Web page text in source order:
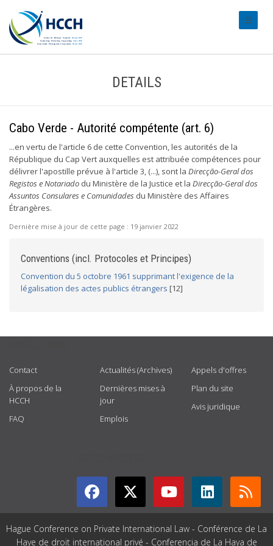
DETAILS
Cabo Verde - Autorité compétente (art. 6)
...en vertu de l'article 6 de cette Convention, les autorités de la
République du Cap Vert auxquelles est attribuée compétences pour
délivrer l'apostille prévue à l'article 3, (...), sont la Direcção-Geral dos
Registos e Notariado du Ministère de la Justice et la Direcção-Geral dos
Assuntos Consulares e Comunidades du Ministère des Affaires
Étrangères.
Dernière mise à jour de cette page : 19 janvier 2022
Conventions (incl. Protocoles et Principes)
Convention du 5 octobre 1961 supprimant l'exigence de la
légalisation des actes publics étrangers [12]
Contact
À propos de la
HCCH
FAQ
Actualités (Archives)
Dernières mises à
jour
Emplois
Appels d'offres
Plan du site
Avis juridique
Hague Conference on Private International Law - Conférence de La
Haye de droit international privé - Conferencia de La Haya de